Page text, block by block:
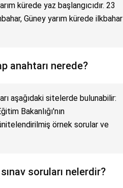
kürede yaz başlangıcıdır. 23
Güney yarım kürede ilkbahar
anahtarı nerede?
aşağıdaki sitelerde bulunabilir:
Bakanlığı'nın
örnek sorular ve
soruları nelerdir?